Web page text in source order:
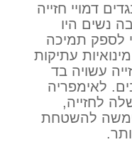
דמויי חזייה
נשים היו
לספק תמיכה
עתיקות
עשויה בד
לאימפריה
לחזייה,
להשטחת